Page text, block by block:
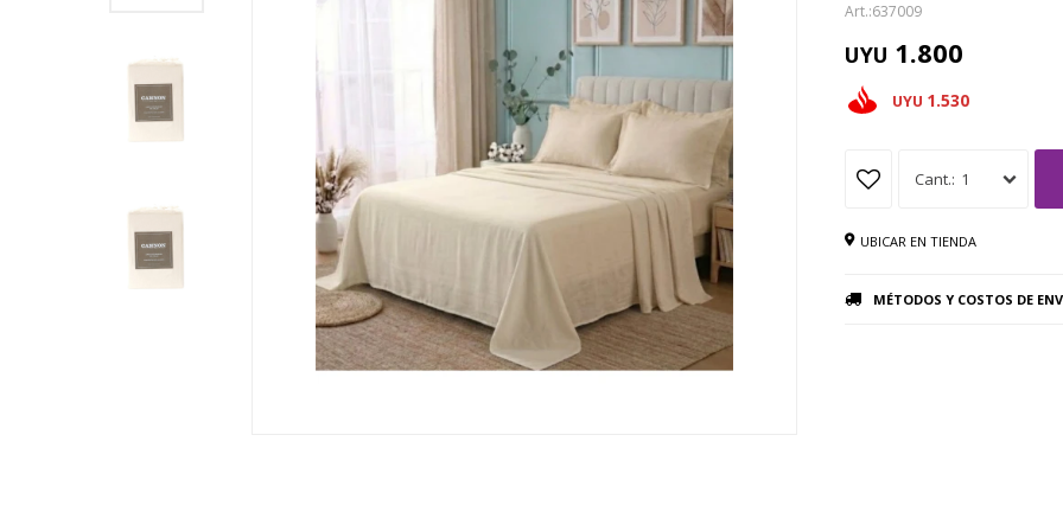
637009
UYU 1.800
UYU 1.530
1
UBICAR EN TIENDA
MÉTODOS Y COSTOS DE